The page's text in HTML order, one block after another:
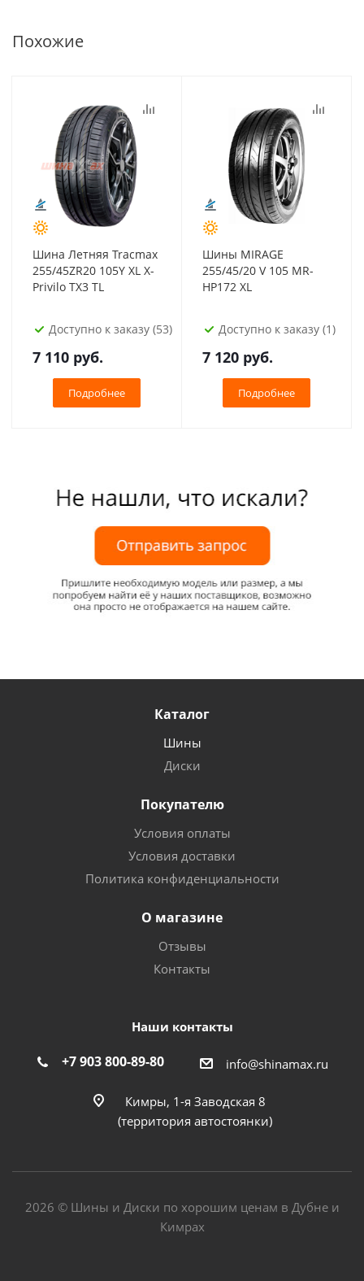
Похожие
Шина Летняя Tracmax
255/45ZR20 105Y XL X-
Privilo TX3 TL
Доступно к заказу (53)
7 110 руб.
Подробнее
Шины MIRAGE
255/45/20 V 105 MR-
HP172 XL
Доступно к заказу (1)
7 120 руб.
Подробнее
Каталог
Шины
Диски
Покупателю
Условия оплаты
Условия доставки
Политика конфиденциальности
О магазине
Отзывы
Контакты
Наши контакты
+7 903 800-89-80 info@shinamax.ru
Кимры, 1-я Заводская 8
(территория автостоянки)
2026 © Шины и Диски по хорошим ценам в Дубне и
Кимрах